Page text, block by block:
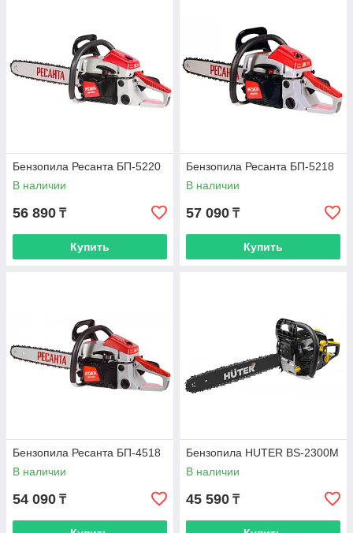
Бензопила Ресанта БП-5220
В наличии
56 890 ₸
Купить
Бензопила Ресанта БП-5218
В наличии
57 090 ₸
Купить
Бензопила Ресанта БП-4518
В наличии
54 090 ₸
Бензопила HUTER BS-2300М
В наличии
45 590 ₸